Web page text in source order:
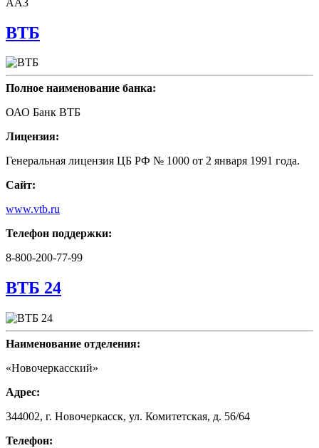
ВТБ
Полное наименование банка:
ОАО Банк ВТБ
Лицензия:
Генеральная лицензия ЦБ РФ № 1000 от 2 января 1991 года.
Сайт:
www.vtb.ru
Телефон поддержки:
8-800-200-77-99
ВТБ 24
Наименование отделения:
«Новочеркасский»
Адрес:
344002, г. Новочеркасск, ул. Комитетская, д. 56/64
Телефон: